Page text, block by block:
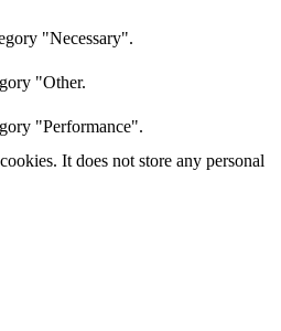
"Necessary".
"Other.
"Performance".
It does not store any personal